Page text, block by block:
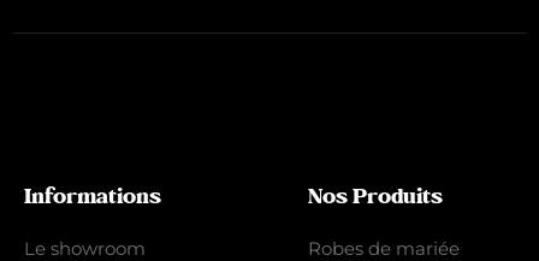
Informations
Le showroom
Nos Produits
Robes de mariée